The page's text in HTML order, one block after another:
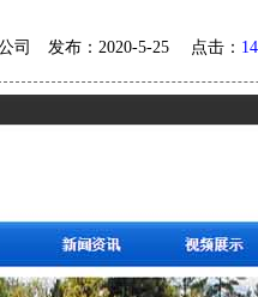
司 发布：2020-5-25 点击：